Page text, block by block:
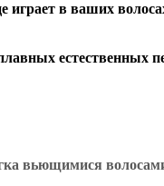
играет в ваших
естественных
вьющимися